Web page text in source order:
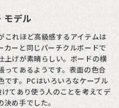
モデル
これほど高級感するアイテムは
カーと同じパーチクルボードで
上げが素晴らしい。ボードの横
ってあるようです。表面の色合
です。PCはいろいろなケーブル
てあり使う人のことを考えてデ
め手でした。